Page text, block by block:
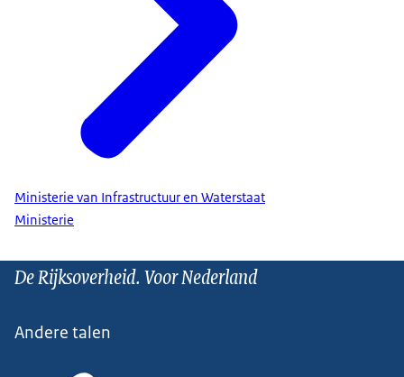
Ministerie van Infrastructuur en Waterstaat
Ministerie
De Rijksoverheid. Voor Nederland
Andere talen